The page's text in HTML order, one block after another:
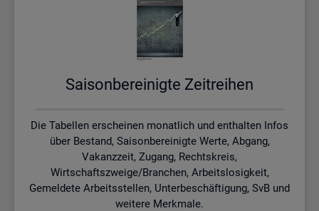
Sai­son­be­rei­nig­te Zeit­rei­hen
Die Tabellen erscheinen monatlich und enthalten Infos
über Bestand, Saisonbereinigte Werte, Abgang,
Vakanzzeit, Zugang, Rechtskreis,
Wirtschaftszweige/Branchen, Arbeitslosigkeit,
Gemeldete Arbeitsstellen, Unterbeschäftigung, SvB und
weitere Merkmale.